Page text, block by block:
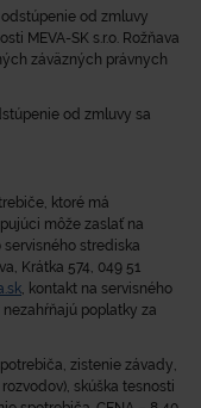
od zmluvy
MEVA-SK s.r.o. Rožňava
záväzných právnych
od zmluvy sa
ktoré má
môže zaslať na
strediska
Krátka 574, 049 51
, kontakt na servisného
nezahŕňajú poplatky za
zistenie závady,
skúška tesnosti